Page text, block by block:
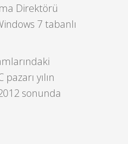
Direktörü
7 tabanlı
yılın
sonunda